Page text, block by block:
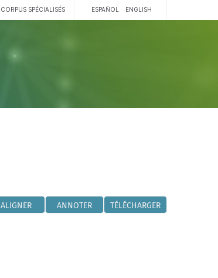
CORPUS SPÉCIALISÉS ESPAÑOL ENGLISH
ALIGNER ANNOTER TÉLÉCHARGER